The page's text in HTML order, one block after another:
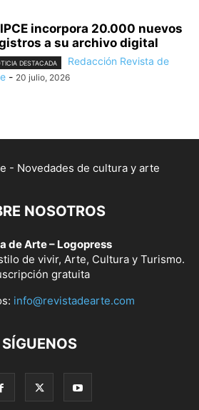
IPCE incorpora 20.000 nuevos
a su archivo digital
DESTACADA
Redacción Revista de
- 20 julio, 2026
NOSOTROS
de Arte – Logopress
de vivir, Arte, Cultura y Turismo.
gratuita
info@revistadearte.com
SÍGUENOS